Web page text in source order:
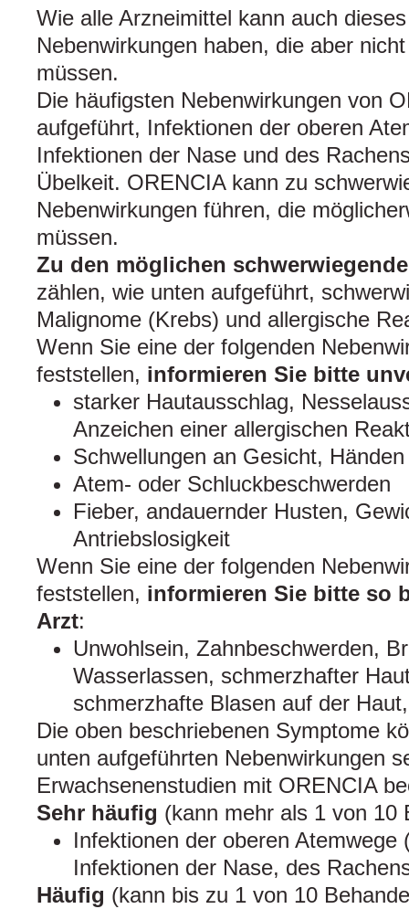
Wie alle Arzneimittel kann auch
Nebenwirkungen haben, die aber
müssen.
Die häufigsten Nebenwirkungen von
aufgeführt, Infektionen der oberen
Infektionen der Nase und des
Übelkeit. ORENCIA kann zu
Nebenwirkungen führen, die
müssen.
Zu den möglichen
zählen, wie unten aufgeführt,
Malignome (Krebs) und allergische
Wenn Sie eine der folgenden
feststellen, informieren Sie bitte
starker Hautausschlag,
Anzeichen einer allergischen
Schwellungen an Gesicht,
Atem- oder Schluckbeschwerden
Fieber, andauernder Husten,
Antriebslosigkeit
Wenn Sie eine der folgenden
feststellen, informieren Sie bitte so
Arzt:
Unwohlsein, Zahnbeschwerden,
Wasserlassen, schmerzhafter
schmerzhafte Blasen auf der
Die oben beschriebenen Symptome
unten aufgeführten Nebenwirkungen
Erwachsenenstudien mit ORENCIA
Sehr häufig (kann mehr als 1 von 10
Infektionen der oberen Atemwege
Infektionen der Nase, des
Häufig (kann bis zu 1 von 10